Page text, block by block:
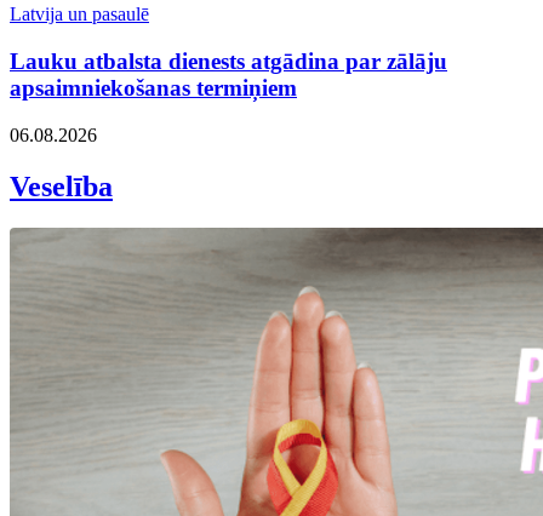
Latvija un pasaulē
Lauku atbalsta dienests atgādina par zālāju
apsaimniekošanas termiņiem
06.08.2026
Veselība